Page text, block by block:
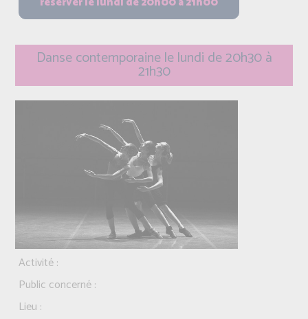
Danse contemporaine le lundi de 20h30 à
21h30
Activité :
Public concerné :
Lieu :